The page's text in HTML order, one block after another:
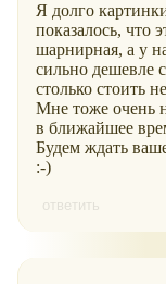
Я долго
показалось, что
шарнирная, а у
сильно дешевле
столько стоить
Мне тоже очень
в ближайшее
Будем ждать
:-)
ответить